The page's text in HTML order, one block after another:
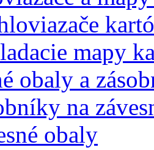
mapy
obaly a
na
obaly